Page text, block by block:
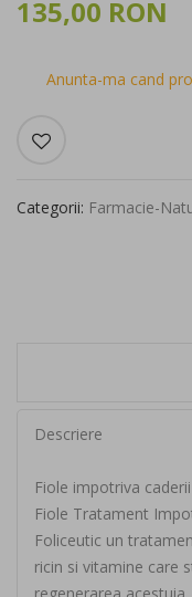
135,00 RON
Anunta-ma cand
Categorii: Farmacie-
Descriere
Fiole impotriva
Fiole Tratament
Foliceutic un
ricin si vitamine care